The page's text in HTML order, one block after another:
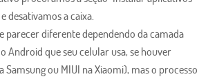
desativamos a caixa.
parecer diferente dependendo da camada
Android que seu celular usa, se houver
Samsung ou MIUI na Xiaomi), mas o processo